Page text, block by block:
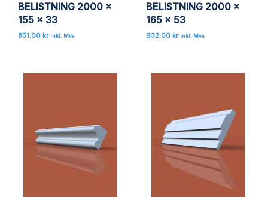
E-post
BELISTNING 2000 x
155 x 33
851.00 kr inkl. Mva
BELISTNING 2000 x
165 x 53
932.00 kr inkl. Mva